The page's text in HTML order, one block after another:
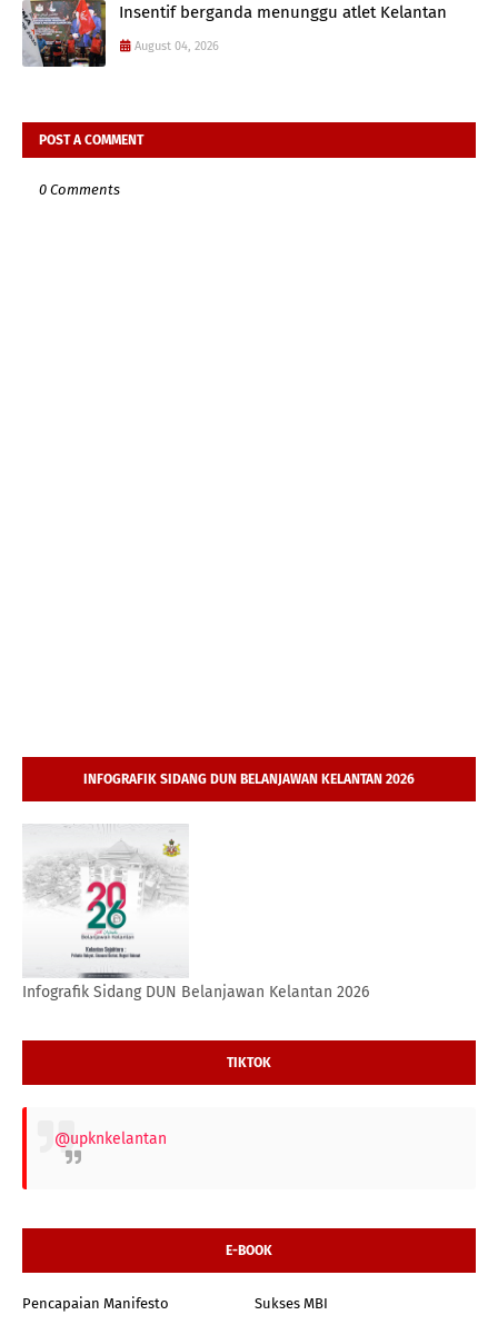
Insentif berganda menunggu atlet Kelantan
August 04, 2026
POST A COMMENT
0 Comments
INFOGRAFIK SIDANG DUN BELANJAWAN KELANTAN 2026
Infografik Sidang DUN Belanjawan Kelantan 2026
TIKTOK
@upknkelantan
E-BOOK
Pencapaian Manifesto Sukses MBI